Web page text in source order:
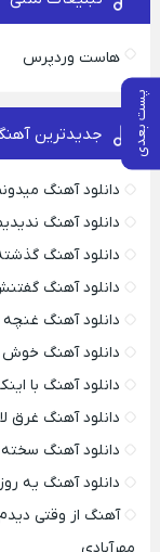
پست بعدی
هاست وردپرس
جدیدترین
دانلود آهنگ
دانلود آهنگ
دانلود آهنگ
دانلود آهنگ
دانلود آهنگ غنچه
دانلود آهنگ خوش
دانلود آهنگ با
دانلود آهنگ غرق
دانلود آهنگ سخته
دانلود آهنگ یه
آهنگ از وقتی
مهرآبادی